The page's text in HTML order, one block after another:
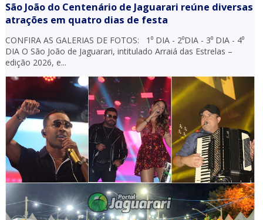
São João do Centenário de Jaguarari reúne diversas
atrações em quatro dias de festa
CONFIRA AS GALERIAS DE FOTOS: 1⁰ DIA - 2⁰DIA - 3⁰ DIA - 4⁰
DIA O São João de Jaguarari, intitulado Arraiá das Estrelas –
edição 2026, e...